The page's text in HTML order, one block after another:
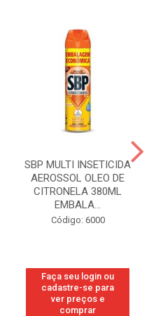
SBP MULTI INSETICIDA
AEROSSOL OLEO DE
CITRONELA 380ML
EMBALA...
Código: 6000
Faça seu login ou
cadastre-se para
ver preços e
comprar